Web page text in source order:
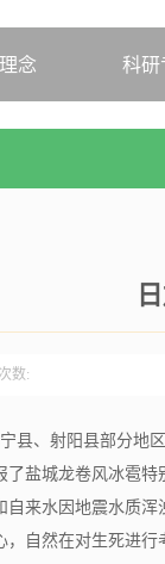
念 科研
数:
县、射阳县部分
盐城龙卷风冰雹
来水因地震水质
，自然在对生死进